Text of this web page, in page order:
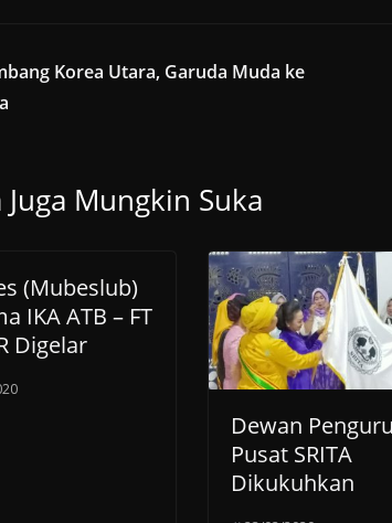
Korea Utara, Garuda Muda ke
Juga Mungkin Suka
(Mubeslub)
IKA ATB – FT
Digelar
Dewan
Pusat SRITA
Dikukuhkan